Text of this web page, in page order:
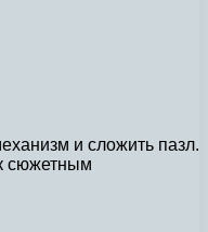
и сложить пазл.
сюжетным